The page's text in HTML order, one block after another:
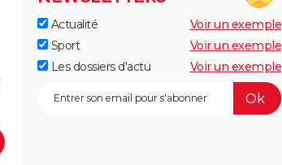
Actualité
Voir un exemple
Sport
Voir un exemple
Les dossiers d'actu
Voir un exemple